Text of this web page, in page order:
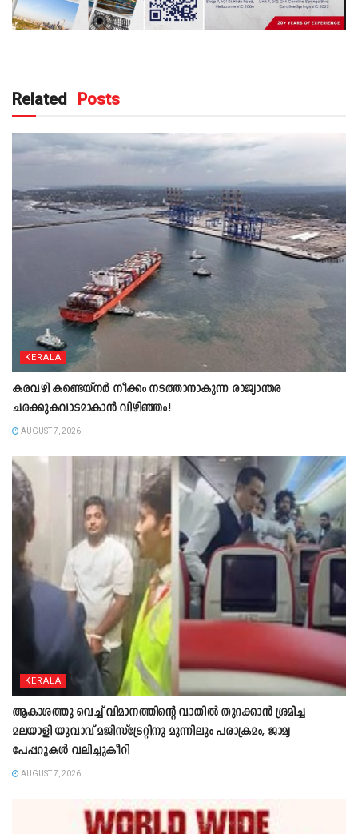
Related Posts
KERALA
കരവഴി കണ്ടെയ്നർ നീക്കം നടത്താനാകുന്ന രാജ്യാന്തര
ചരക്കുകവാടമാകാൻ വിഴിഞ്ഞം!
AUGUST 7, 2026
KERALA
ആകാശത്തു വെച്ച് വിമാനത്തിന്റെ വാതില്‍ തുറക്കാന്‍ ശ്രമിച്ച
മലയാളി യുവാവ് മജിസ്ട്രേറ്റിനു മുന്നിലും പരാക്രമം, ജാമ്യ
പേപ്പറുകൾ വലിച്ചുകീറി
AUGUST 7, 2026